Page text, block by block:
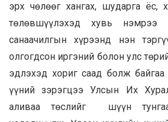
эрх чөлөөг хангах, шударга ёс,
төлөвшүүлэхэд хувь
санаачилгын хүрээнд нэн
олгогдсон иргэний болон улс
эдлэхэд хориг саад болж байгаа
үүний зэрэгцээ Улсын Их
аливаа төслийг шүүн